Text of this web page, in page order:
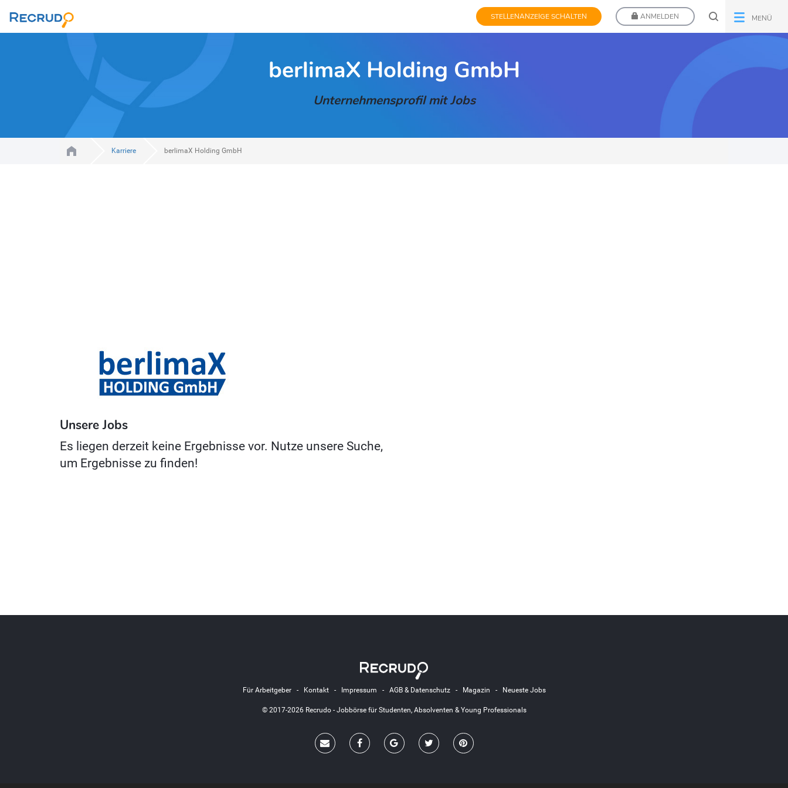
STELLENANZEIGE SCHALTEN ANMELDEN MENÜ
berlimaX Holding GmbH
Unternehmensprofil mit Jobs
Karriere berlimaX Holding GmbH
Unsere Jobs
Es liegen derzeit keine Ergebnisse vor. Nutze unsere Suche,
um Ergebnisse zu finden!
Für Arbeitgeber- Kontakt- Impressum - AGB & Datenschutz- Magazin - Neueste Jobs
© 2017-2026 Recrudo - Jobbörse für Studenten, Absolventen & Young Professionals